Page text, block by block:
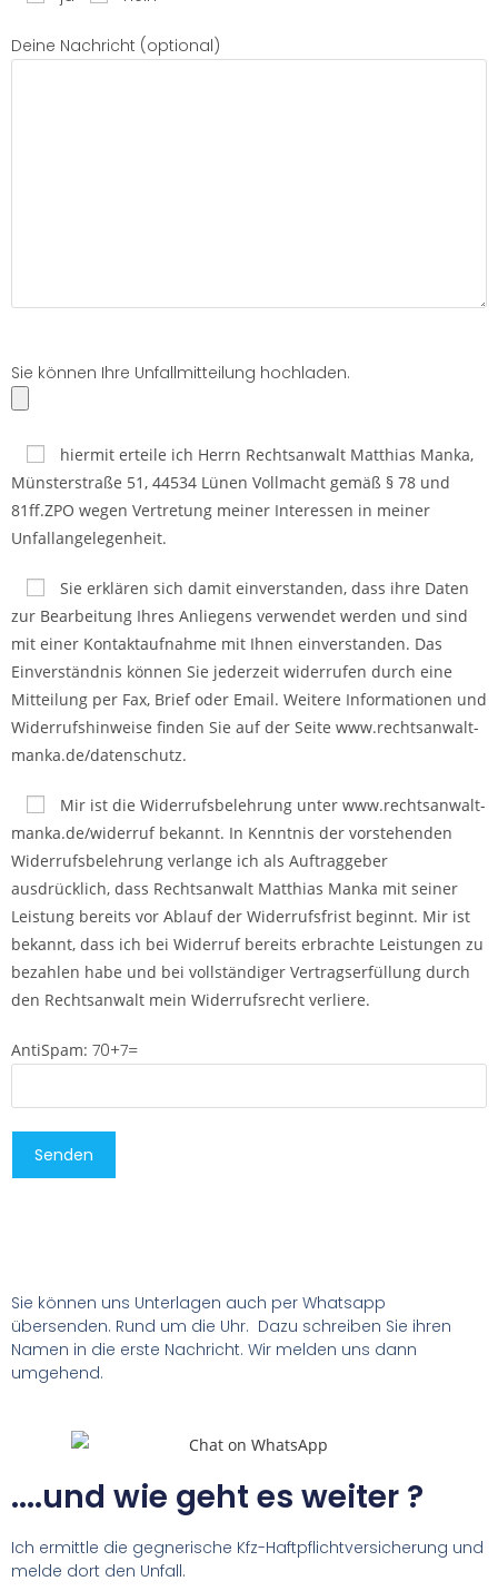
Deine Nachricht (optional)
Sie können Ihre Unfallmitteilung hochladen.
hiermit erteile ich Herrn Rechtsanwalt Matthias Manka,
Münsterstraße 51, 44534 Lünen Vollmacht gemäß § 78 und
81ff.ZPO wegen Vertretung meiner Interessen in meiner
Unfallangelegenheit.
Sie erklären sich damit einverstanden, dass ihre Daten
zur Bearbeitung Ihres Anliegens verwendet werden und sind
mit einer Kontaktaufnahme mit Ihnen einverstanden. Das
Einverständnis können Sie jederzeit widerrufen durch eine
Mitteilung per Fax, Brief oder Email. Weitere Informationen und
Widerrufshinweise finden Sie auf der Seite www.rechtsanwalt-
manka.de/datenschutz.
Mir ist die Widerrufsbelehrung unter www.rechtsanwalt-
manka.de/widerruf bekannt. In Kenntnis der vorste­henden
Widerrufs­be­lehrung verlange ich als Auftraggeber
ausdrücklich, dass Rechts­anwalt Matthias Manka mit seiner
Leistung bereits vor Ablauf der Widerrufsfrist beginnt. Mir ist
bekannt, dass ich bei Widerruf bereits erbrachte Leistungen zu
bezahlen habe und bei vollständiger Vertrags­er­füllung durch
den Rechts­anwalt mein Widerrufsrecht verliere.
AntiSpam: 70+7=
Sie können uns Unterlagen auch per Whatsapp
übersenden. Rund um die Uhr. Dazu schreiben Sie ihren
Namen in die erste Nachricht. Wir melden uns dann
umgehend.
....und wie geht es weiter ?
Ich ermittle die gegnerische Kfz-Haftpflichtversicherung und
melde dort den Unfall.